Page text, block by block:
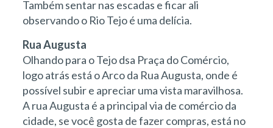
Também sentar nas escadas e ficar ali
observando o Rio Tejo é uma delícia.
Rua Augusta
Olhando para o Tejo dsa Praça do Comércio,
logo atrás está o Arco da Rua Augusta, onde é
possível subir e apreciar uma vista maravilhosa.
A rua Augusta é a principal via de comércio da
cidade, se você gosta de fazer compras, está no